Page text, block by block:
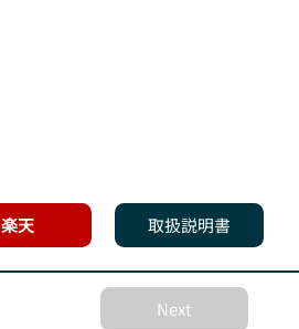
楽天 取扱説明書
Next